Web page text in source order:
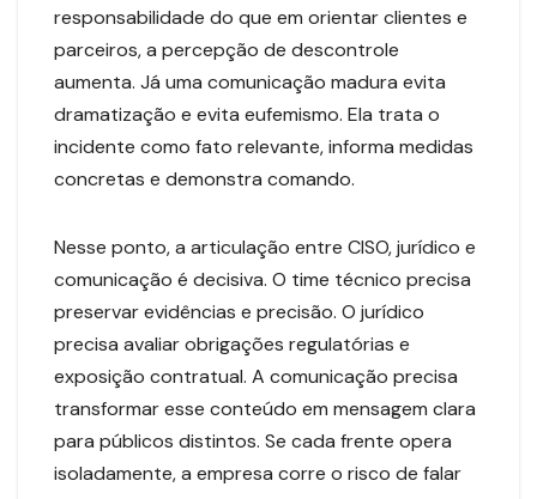
responsabilidade do que em orientar clientes e
parceiros, a percepção de descontrole
aumenta. Já uma comunicação madura evita
dramatização e evita eufemismo. Ela trata o
incidente como fato relevante, informa medidas
concretas e demonstra comando.
Nesse ponto, a articulação entre CISO, jurídico e
comunicação é decisiva. O time técnico precisa
preservar evidências e precisão. O jurídico
precisa avaliar obrigações regulatórias e
exposição contratual. A comunicação precisa
transformar esse conteúdo em mensagem clara
para públicos distintos. Se cada frente opera
isoladamente, a empresa corre o risco de falar